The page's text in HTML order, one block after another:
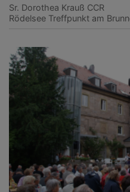
Sr. Dorothea Krauß CCR
Rödelsee Treffpunkt am